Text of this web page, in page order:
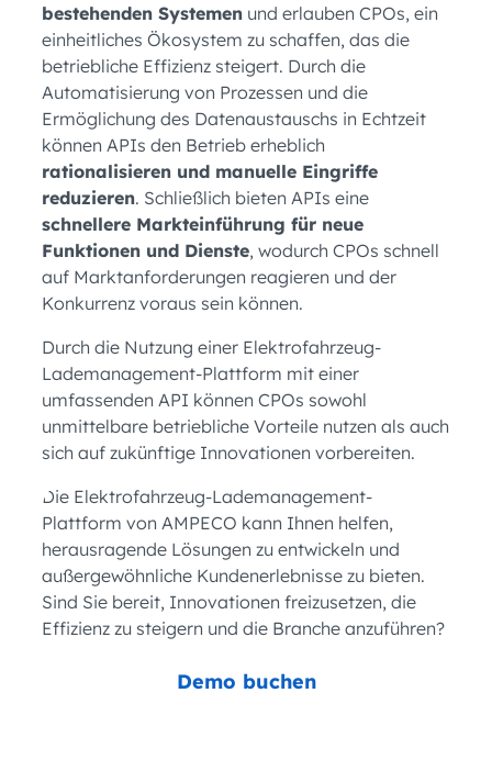
bestehenden Systemen und erlauben CPOs, ein
einheitliches Ökosystem zu schaffen, das die
betriebliche Effizienz steigert. Durch die
Automatisierung von Prozessen und die
Ermöglichung des Datenaustauschs in Echtzeit
können APIs den Betrieb erheblich
rationalisieren und manuelle Eingriffe
reduzieren. Schließlich bieten APIs eine
schnellere Markteinführung für neue
Funktionen und Dienste, wodurch CPOs schnell
auf Marktanforderungen reagieren und der
Konkurrenz voraus sein können.
Durch die Nutzung einer Elektrofahrzeug-
Lademanagement-Plattform mit einer
umfassenden API können CPOs sowohl
unmittelbare betriebliche Vorteile nutzen als auch
sich auf zukünftige Innovationen vorbereiten.
Die Elektrofahrzeug-Lademanagement-
Plattform von AMPECO kann Ihnen helfen,
herausragende Lösungen zu entwickeln und
außergewöhnliche Kundenerlebnisse zu bieten.
Sind Sie bereit, Innovationen freizusetzen, die
Effizienz zu steigern und die Branche anzuführen?
Demo buchen